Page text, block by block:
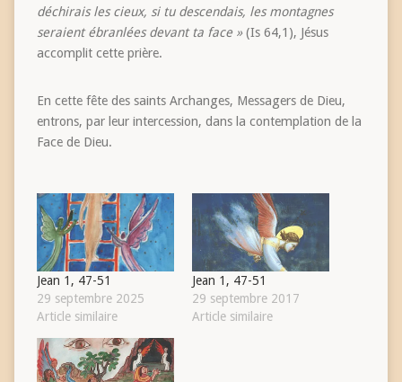
déchirais les cieux, si tu descendais, les montagnes
seraient ébranlées devant ta face »(Is 64,1), Jésus
accomplit cette prière.
En cette fête des saints Archanges, Messagers de Dieu,
entrons, par leur intercession, dans la contemplation de la
Face de Dieu.
Jean 1, 47-51
29 septembre 2025
Article similaire
Jean 1, 47-51
29 septembre 2017
Article similaire